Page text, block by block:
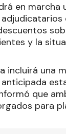
en marcha
y la
incluirá una
que
para